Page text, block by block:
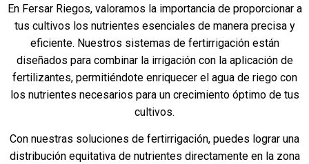
En Fersar Riegos, valoramos la importancia de proporcionar a
tus cultivos los nutrientes esenciales de manera precisa y
eficiente. Nuestros sistemas de fertirrigación están
diseñados para combinar la irrigación con la aplicación de
fertilizantes, permitiéndote enriquecer el agua de riego con
los nutrientes necesarios para un crecimiento óptimo de tus
cultivos.
Con nuestras soluciones de fertirrigación, puedes lograr una
distribución equitativa de nutrientes directamente en la zona